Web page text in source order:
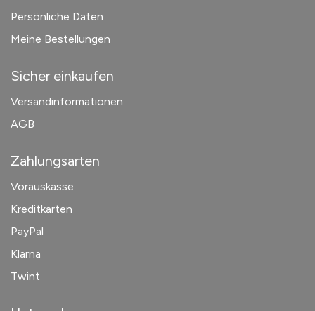
Persönliche Daten
Meine Bestellungen
Sicher einkaufen
Versandinformationen
AGB
Zahlungsarten
Vorauskasse
Kreditkarten
PayPal
Klarna
Twint